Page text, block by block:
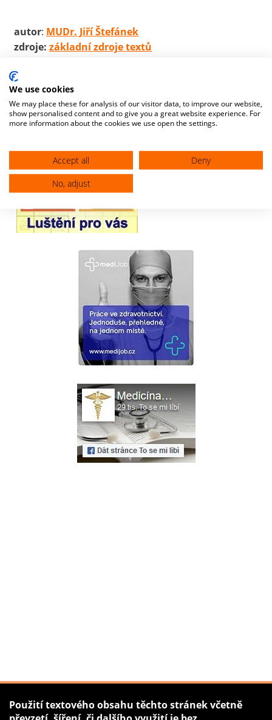
autor: MUDr. Jiří Štefánek
zdroje: základní zdroje textů
Použití textového obsahu těchto stránek včetně
We use cookies
We may place these for analysis of our visitor data, to improve our website,
show personalised content and to give you a great website experience. For
more information about the cookies we use open the settings.
Accept all
Deny
No, adjust